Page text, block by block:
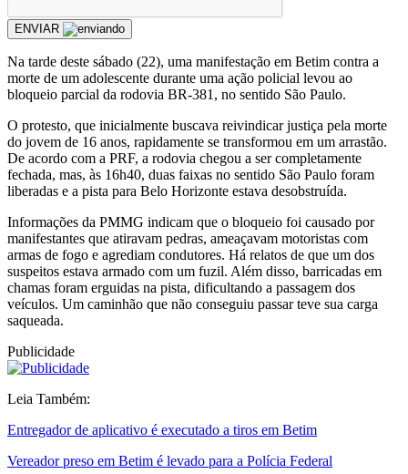
ENVIAR
Na tarde deste sábado (22), uma manifestação em Betim contra a
morte de um adolescente durante uma ação policial levou ao
bloqueio parcial da rodovia BR-381, no sentido São Paulo.
O protesto, que inicialmente buscava reivindicar justiça pela morte
do jovem de 16 anos, rapidamente se transformou em um arrastão.
De acordo com a PRF, a rodovia chegou a ser completamente
fechada, mas, às 16h40, duas faixas no sentido São Paulo foram
liberadas e a pista para Belo Horizonte estava desobstruída.
Informações da PMMG indicam que o bloqueio foi causado por
manifestantes que atiravam pedras, ameaçavam motoristas com
armas de fogo e agrediam condutores. Há relatos de que um dos
suspeitos estava armado com um fuzil. Além disso, barricadas em
chamas foram erguidas na pista, dificultando a passagem dos
veículos. Um caminhão que não conseguiu passar teve sua carga
saqueada.
Publicidade
Leia Também:
Entregador de aplicativo é executado a tiros em Betim
Vereador preso em Betim é levado para a Polícia Federal